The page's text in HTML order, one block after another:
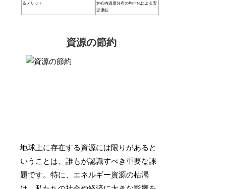
るメリット
炉心内温度分布の均一化による安
定運転
資源の節約
地球上に存在する資源には限りがあると
いうことは、誰もが認識すべき重要な課
題です。特に、エネルギー資源の枯渇